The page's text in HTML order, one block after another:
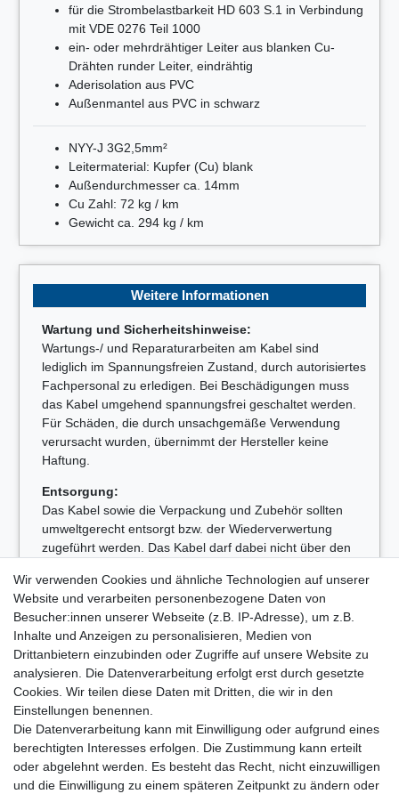
für die Strombelastbarkeit HD 603 S.1 in Verbindung
mit VDE 0276 Teil 1000
ein- oder mehrdrähtiger Leiter aus blanken Cu-
Drähten runder Leiter, eindrähtig
Aderisolation aus PVC
Außenmantel aus PVC in schwarz
NYY-J 3G2,5mm²
Leitermaterial: Kupfer (Cu) blank
Außendurchmesser ca. 14mm
Cu Zahl: 72 kg / km
Gewicht ca. 294 kg / km
Weitere Informationen
Wartung und Sicherheitshinweise:
Wartungs-/ und Reparaturarbeiten am Kabel sind
lediglich im Spannungsfreien Zustand, durch autorisiertes
Fachpersonal zu erledigen. Bei Beschädigungen muss
das Kabel umgehend spannungsfrei geschaltet werden.
Für Schäden, die durch unsachgemäße Verwendung
verursacht wurden, übernimmt der Hersteller keine
Haftung.
Entsorgung:
Das Kabel sowie die Verpackung und Zubehör sollten
umweltgerecht entsorgt bzw. der Wiederverwertung
zugeführt werden. Das Kabel darf dabei nicht über den
WEEE-Reg.-Nr. DE31386385
Lieferzeit etwa 1 bis 3 Werktage
Kostenloser Versand ab 199 EURO Warenwert
30 Tage Rückgaberecht
Wir verwenden Cookies und ähnliche Technologien auf unserer
Website und verarbeiten personenbezogene Daten von
Besucher:innen unserer Webseite (z.B. IP-Adresse), um z.B.
Inhalte und Anzeigen zu personalisieren, Medien von
Drittanbietern einzubinden oder Zugriffe auf unsere Website zu
analysieren. Die Datenverarbeitung erfolgt erst durch gesetzte
Cookies. Wir teilen diese Daten mit Dritten, die wir in den
Einstellungen benennen.
Die Datenverarbeitung kann mit Einwilligung oder aufgrund eines
berechtigten Interesses erfolgen. Die Zustimmung kann erteilt
oder abgelehnt werden. Es besteht das Recht, nicht einzuwilligen
und die Einwilligung zu einem späteren Zeitpunkt zu ändern oder